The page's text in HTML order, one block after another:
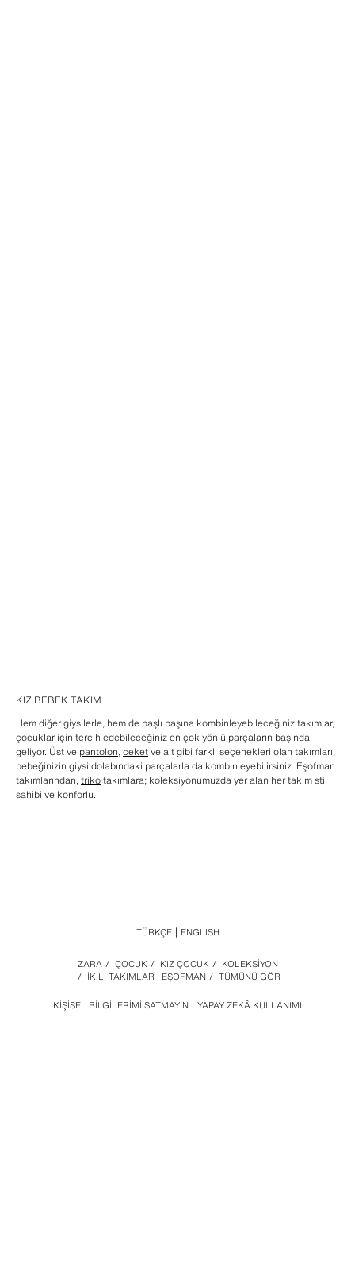
KIZ BEBEK TAKIM
Hem diğer giysilerle, hem de başlı başına kombinleyebileceğiniz takımlar,
çocuklar için tercih edebileceğiniz en çok yönlü parçaların başında
geliyor. Üst ve pantolon,ceketve alt gibi farklı seçenekleri olan takımları,
bebeğinizin giysi dolabındaki parçalarla da kombinleyebilirsiniz. Eşofman
takımlarından,trikotakımlara; koleksiyonumuzda yer alan her takım stil
sahibi ve konforlu.
KIŞISEL BILGILERIMI SATMAYIN YAPAY ZEKÂ KULLANIMI
ZARA / ÇOCUK / KIZ ÇOCUK / KOLEKSİYON
/ İKİLİ TAKIMLAR | EŞOFMAN / TÜMÜNÜ GÖR
TÜRKÇE ENGLISH